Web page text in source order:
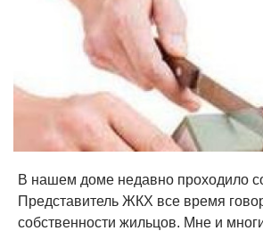
В нашем доме недавно проходило
Представитель ЖКХ все время
собственности жильцов. Мне и